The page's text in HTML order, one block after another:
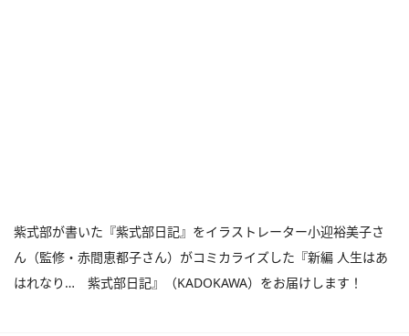
紫式部が書いた『紫式部日記』をイラストレーター小迎裕美子さ
ん（監修・赤間恵都子さん）がコミカライズした『新編 人生はあ
はれなり… 紫式部日記』（KADOKAWA）をお届けします！